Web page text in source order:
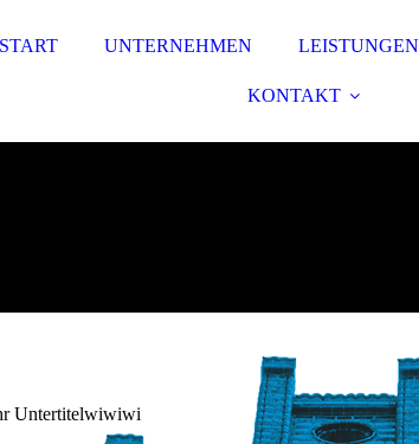
START UNTERNEHMEN LEISTUNGEN
KONTAKT
Untertitelwiwiwi